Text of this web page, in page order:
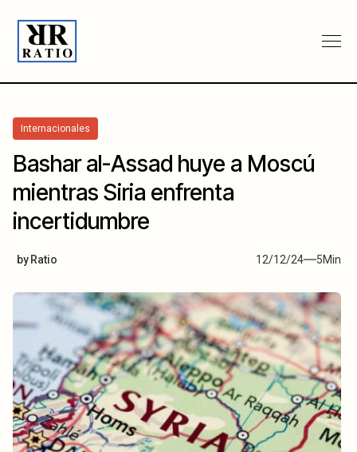
Internacionales
Bashar al-Assad huye a Moscú
mientras Siria enfrenta
incertidumbre
by Ratio 12/12/24 5Min